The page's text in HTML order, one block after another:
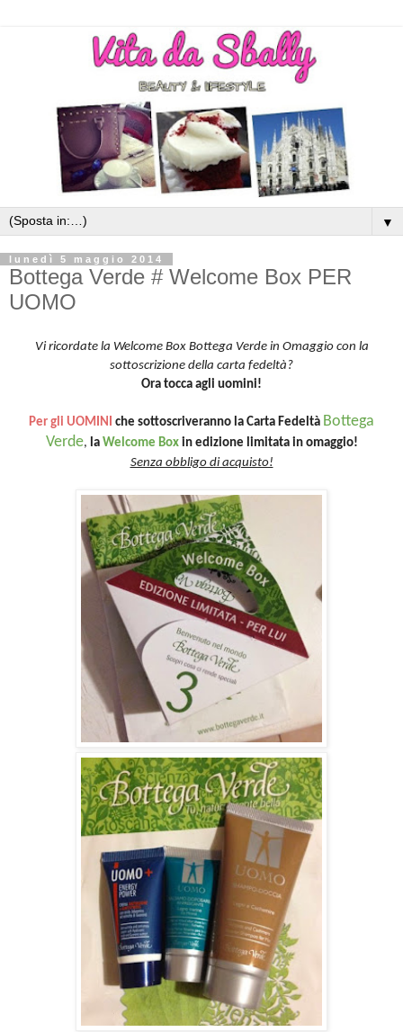
▼
lunedì 5 maggio 2014
Bottega Verde # Welcome Box PER
UOMO
Vi ricordate la Welcome Box Bottega Verde in Omaggio con la
sottoscrizione della carta fedeltà?
Ora tocca agli uomini!
Per gli UOMINI che sottoscriveranno la Carta Fedeltà Bottega
Verde, la Welcome Boxin edizione limitata in omaggio!
Senza obbligo di acquisto!